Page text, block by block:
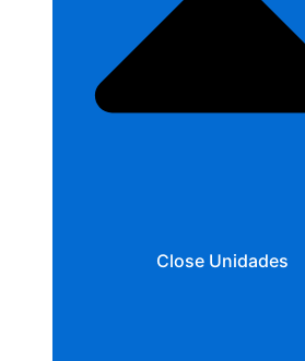
Close Unidades